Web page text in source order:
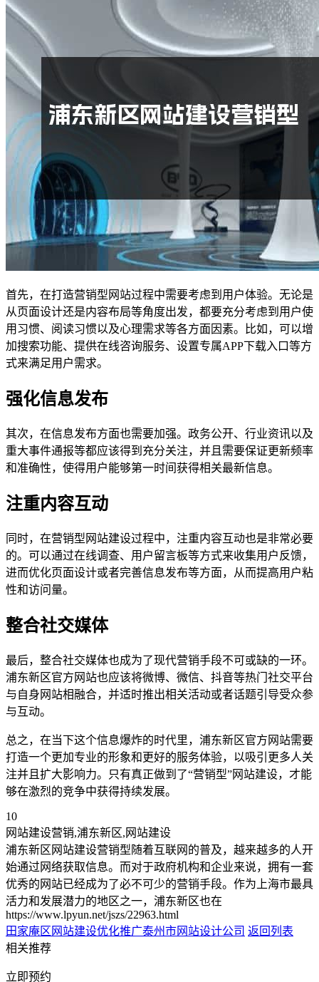
首先，在打造营销型网站过程中需要考虑到用户体验。无论是
从页面设计还是内容布局等角度出发，都要充分考虑到用户使
用习惯、阅读习惯以及心理需求等各方面因素。比如，可以增
加搜索功能、提供在线咨询服务、设置专属APP下载入口等方
式来满足用户需求。
强化信息发布
其次，在信息发布方面也需要加强。政务公开、行业资讯以及
重大事件通报等都应该得到充分关注，并且需要保证更新频率
和准确性，使得用户能够第一时间获得相关最新信息。
注重内容互动
同时，在营销型网站建设过程中，注重内容互动也是非常必要
的。可以通过在线调查、用户留言板等方式来收集用户反馈，
进而优化页面设计或者完善信息发布等方面，从而提高用户粘
性和访问量。
整合社交媒体
最后，整合社交媒体也成为了现代营销手段不可或缺的一环。
浦东新区官方网站也应该将微博、微信、抖音等热门社交平台
与自身网站相融合，并适时推出相关活动或者话题引导受众参
与互动。
总之，在当下这个信息爆炸的时代里，浦东新区官方网站需要
打造一个更加专业的形象和更好的服务体验，以吸引更多人关
注并且扩大影响力。只有真正做到了“营销型”网站建设，才能
够在激烈的竞争中获得持续发展。
10
网站建设营销,浦东新区,网站建设
浦东新区网站建设营销型随着互联网的普及，越来越多的人开
始通过网络获取信息。而对于政府机构和企业来说，拥有一套
优秀的网站已经成为了必不可少的营销手段。作为上海市最具
活力和发展潜力的地区之一，浦东新区也在
https://www.lpyun.net/jszs/22963.html
田家庵区网站建设优化推广泰州市网站设计公司 返回列表
相关推荐
立即预约